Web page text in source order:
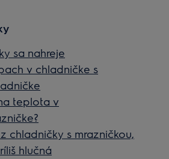
sa nahreje
v chladničke s
teplota v
chladničky s mrazničkou,
hlučná